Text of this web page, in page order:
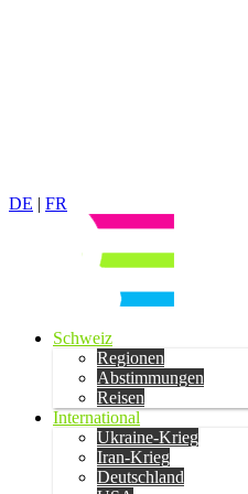
DE | FR
Schweiz
Regionen
Abstimmungen
Reisen
International
Ukraine-Krieg
Iran-Krieg
Deutschland